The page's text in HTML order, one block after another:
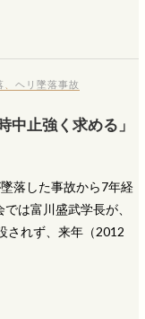
、ヘリ墜落事故
止強く求める」
落した事故から7年経
は富川盛武学長が、
されず、来年（2012